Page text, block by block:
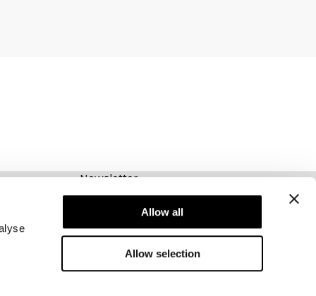
Allow all
Allow selection
Newsletter
Abonnez-vous à notre newsletter! Recevez des
offres exclusives, nos dernières nouvelles et
bien plus encore.